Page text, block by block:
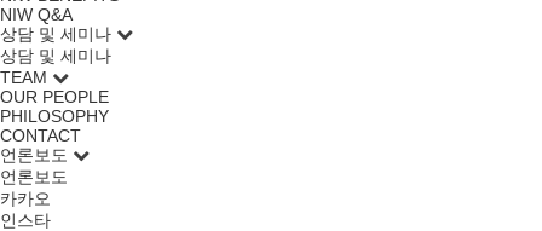
NIW Q&A
상담 및 세미나
상담 및 세미나
TEAM
OUR PEOPLE
PHILOSOPHY
CONTACT
언론보도
언론보도
카카오
인스타